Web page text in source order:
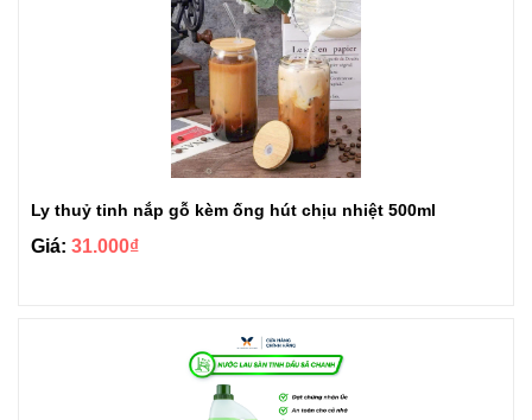
Ly thuỷ tinh nắp gỗ kèm ống hút chịu nhiệt 500ml
Giá: 31.000₫